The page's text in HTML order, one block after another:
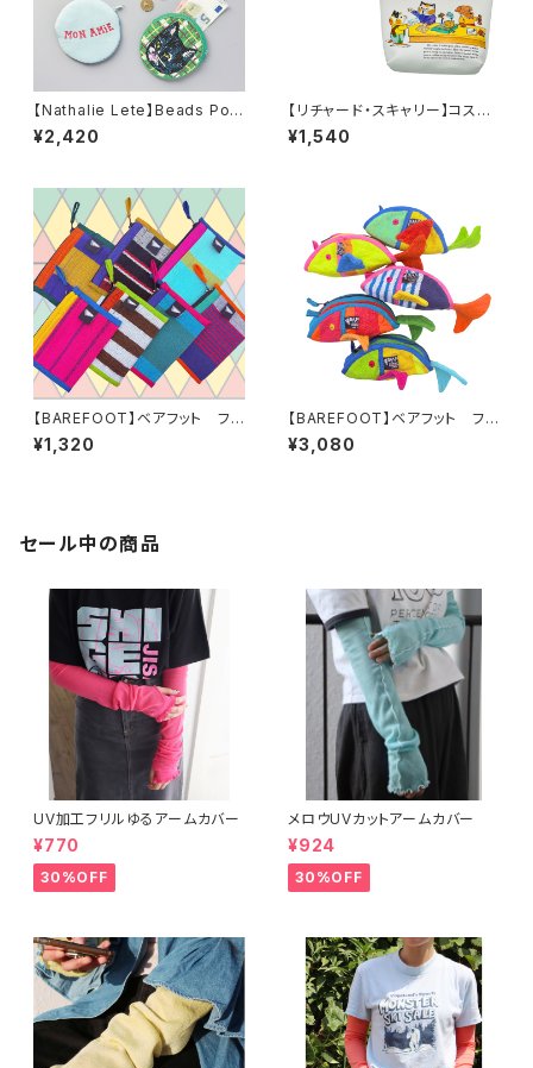
【Nathalie Lete】Beads Pou
ch
¥2,420
【リチャード・スキャリー】コスメ
ポーチ
¥1,540
【BAREFOOT】ベアフット フラ
ットミニポーチ
¥1,320
【BAREFOOT】ベアフット フィ
ッシュポーチS
¥3,080
セール中の商品
UV加工フリルゆるアームカバー
¥770
30%OFF
メロウUVカットアームカバー
¥924
30%OFF